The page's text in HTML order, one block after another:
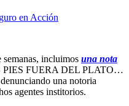
en Acción
semanas, incluimos una nota
PIES FUERA DEL PLATO…
una notoria
agentes institorios.